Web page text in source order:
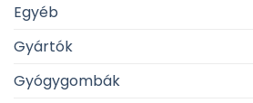
Egyéb
Gyártók
Gyógygombák